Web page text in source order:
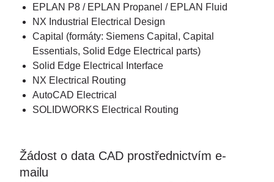
EPLAN P8 / EPLAN Propanel / EPLAN Fluid
NX Industrial Electrical Design
Capital (formáty: Siemens Capital, Capital
Essentials, Solid Edge Electrical parts)
Solid Edge Electrical Interface
NX Electrical Routing
AutoCAD Electrical
SOLIDWORKS Electrical Routing
Žádost o data CAD prostřednictvím e-
mailu